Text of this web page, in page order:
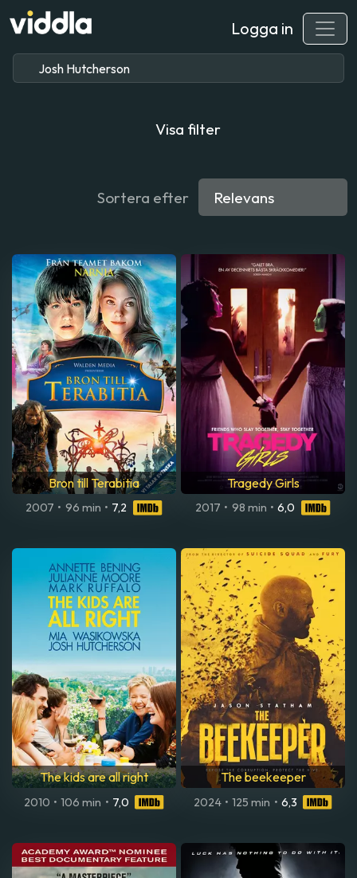
Logga in
Visa filter
Sortera efter
Bron till Terabitia
2007 • 96 min • 7,2
Tragedy Girls
2017 • 98 min • 6,0
The kids are all right
2010 • 106 min • 7,0
The beekeeper
2024 • 125 min • 6,3